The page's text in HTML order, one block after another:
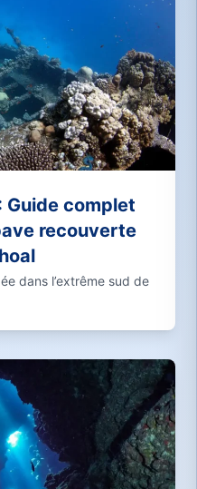
Guide complet
recouverte
dans l’extrême sud de